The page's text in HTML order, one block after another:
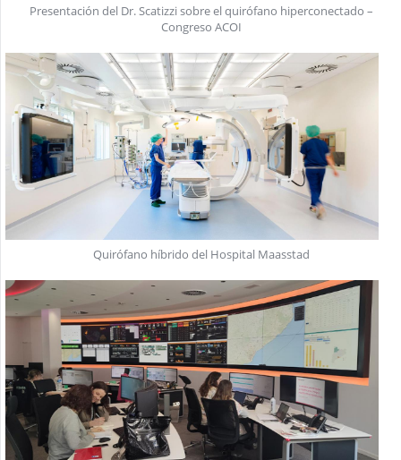
Presentación del Dr. Scatizzi sobre el quirófano hiperconectado –
Congreso ACOI
Quirófano híbrido del Hospital Maasstad